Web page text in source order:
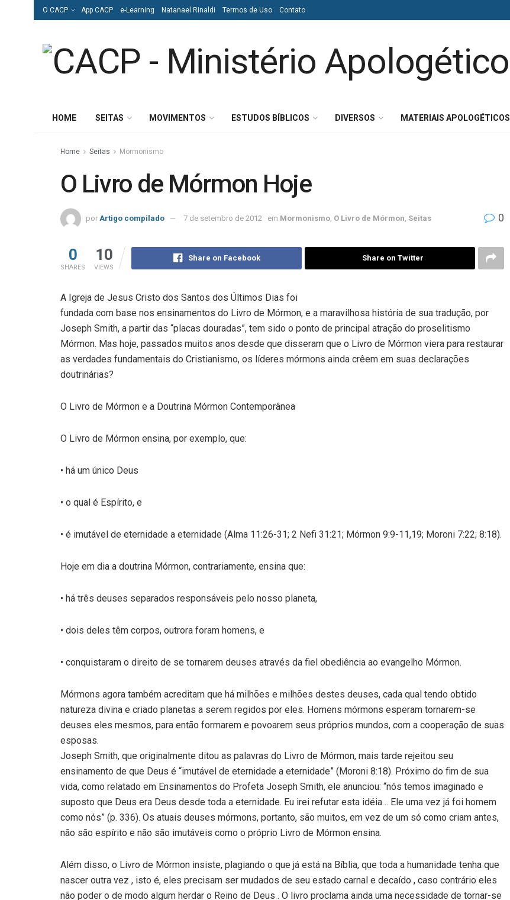
O CACP App CACP e-Learning Natanael Rinaldi Termos de Uso Contato
HOME SEITAS MOVIMENTOS ESTUDOS BÍBLICOS DIVERSOS MATERIAIS APOLOGÉTICOS
Home Seitas Mormonismo
O Livro de Mórmon Hoje
por Artigo compilado 7 de setembro de 2012 em Mormonismo O Livro de Mórmon Seitas 0
0
SHARES
10
VIEWS
Share on Facebook Share on Twitter
A Igreja de Jesus Cristo dos Santos dos Últimos Dias foi
fundada com base nos ensinamentos do Livro de Mórmon, e a maravilhosa história de sua tradução, por
Joseph Smith, a partir das “placas douradas”, tem sido o ponto de principal atração do proselitismo
Mórmon. Mas hoje, passados muitos anos desde que disseram que o Livro de Mórmon viera para restaurar
as verdades fundamentais do Cristianismo, os líderes mórmons ainda crêem em suas declarações
doutrinárias?
O Livro de Mórmon e a Doutrina Mórmon Contemporânea
O Livro de Mórmon ensina, por exemplo, que:
• há um único Deus
• o qual é Espírito, e
• é imutável de eternidade a eternidade (Alma 11:26-31; 2 Nefi 31:21; Mórmon 9:9-11,19; Moroni 7:22; 8:18).
Hoje em dia a doutrina Mórmon, contrariamente, ensina que:
• há três deuses separados responsáveis pelo nosso planeta,
• dois deles têm corpos, outrora foram homens, e
• conquistaram o direito de se tornarem deuses através da fiel obediência ao evangelho Mórmon.
Mórmons agora também acreditam que há milhões e milhões destes deuses, cada qual tendo obtido
natureza divina e criado planetas a serem regidos por eles. Homens mórmons esperam tornarem-se
deuses eles mesmos, para então formarem e povoarem seus próprios mundos, com a cooperação de suas
esposas.
Joseph Smith, que originalmente ditou as palavras do Livro de Mórmon, mais tarde rejeitou seu
ensinamento de que Deus é “imutável de eternidade a eternidade” (Moroni 8:18). Próximo do fim de sua
vida, como relatado em Ensinamentos do Profeta Joseph Smith, ele anunciou: “nós temos imaginado e
suposto que Deus era Deus desde toda a eternidade. Eu irei refutar esta idéia… Ele uma vez já foi homem
como nós” (p. 336). Os atuais deuses mórmons, portanto, são muitos, em vez de um só como criam antes,
não são espírito e não são imutáveis como o próprio Livro de Mórmon ensina.
Além disso, o Livro de Mórmon insiste, plagiando o que já está na Bíblia, que toda a humanidade tenha que
nascer outra vez , isto é, eles precisam ser mudados de seu estado carnal e decaído , caso contrário eles
não poder o de modo algum herdar o Reino de Deus . O livro proclama ainda uma necessidade de tornar-se